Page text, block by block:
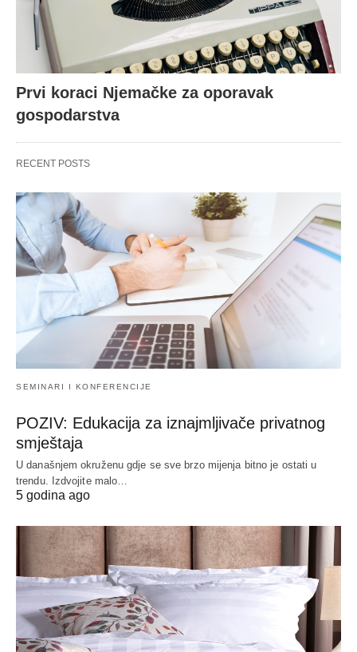
Prvi koraci Njemačke za oporavak
gospodarstva
RECENT POSTS
SEMINARI I KONFERENCIJE
POZIV: Edukacija za iznajmljivače privatnog
smještaja
U današnjem okruženu gdje se sve brzo mijenja bitno je ostati u
trendu. Izdvojite malo…
5 godina ago